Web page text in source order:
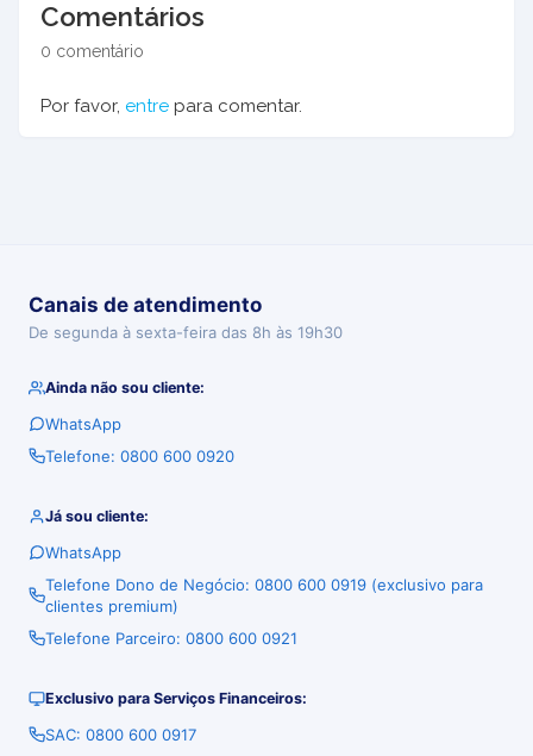
Comentários
0 comentário
Por favor, entre para comentar.
Canais de atendimento
De segunda à sexta-feira das 8h às 19h30
Ainda não sou cliente:
WhatsApp
Telefone: 0800 600 0920
Já sou cliente:
WhatsApp
Telefone Dono de Negócio: 0800 600 0919 (exclusivo para
clientes premium)
Telefone Parceiro: 0800 600 0921
Exclusivo para Serviços Financeiros:
SAC: 0800 600 0917